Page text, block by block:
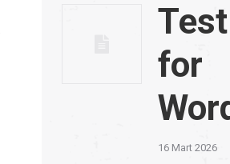
Test
for
16 Mart 2026